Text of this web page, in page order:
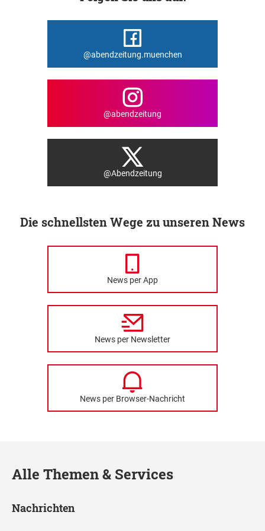
@abendzeitung.muenchen
@abendzeitung
@Abendzeitung
Die schnellsten Wege zu unseren News
News per App
News per Newsletter
News per Browser-Nachricht
Alle Themen & Services
Nachrichten